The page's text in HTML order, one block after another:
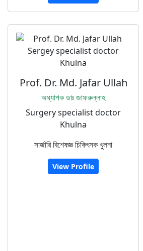
Prof. Dr. Md. Jafar Ullah
অধ্যাপক ডাঃ জাফরুল্লাহ
Surgery specialist doctor
Khulna
সার্জারি বিশেষজ্ঞ চিকিৎসক খুলনা
View Profile